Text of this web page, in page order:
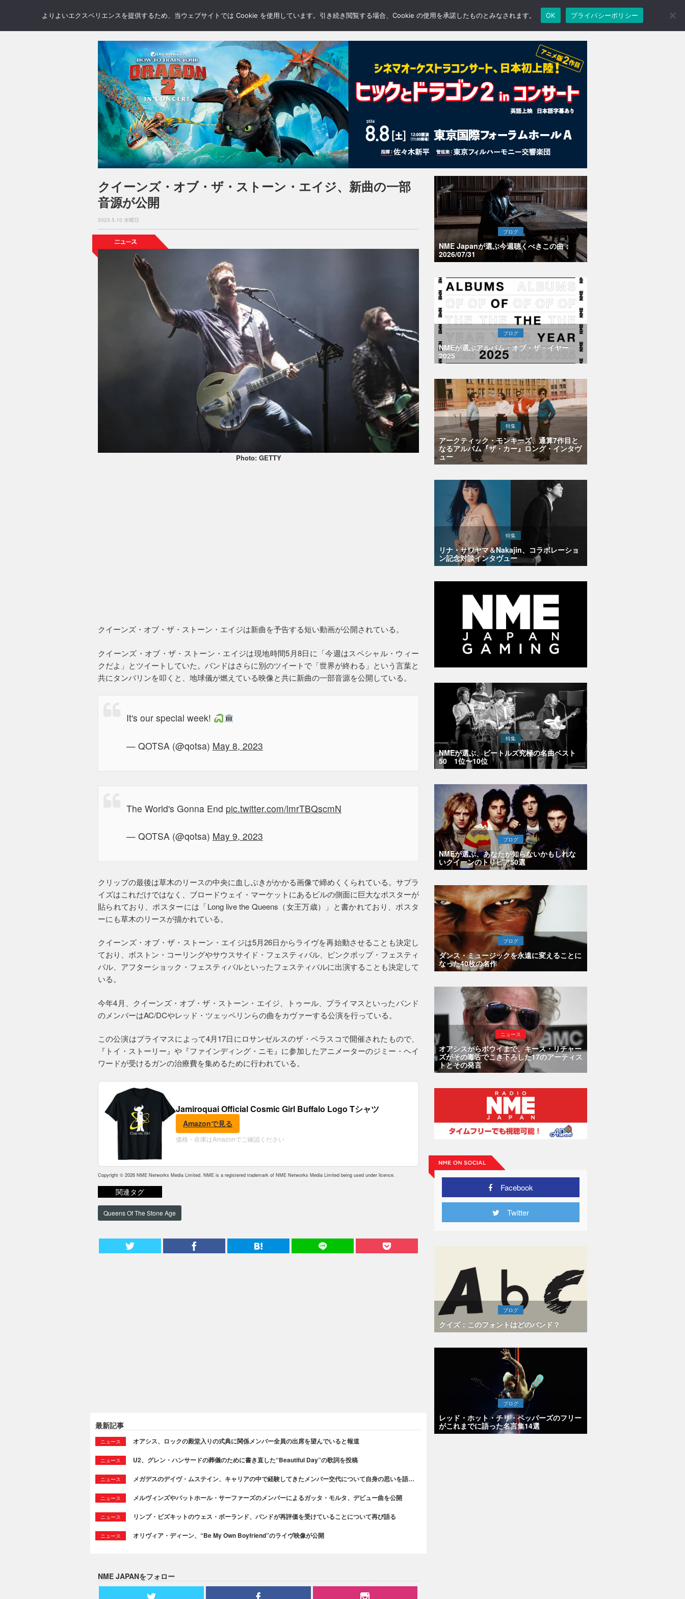
NEWS REVIEWS GALLERY BLOGS FEATURE
クイーンズ・オブ・ザ・ストーン・エイジ、新曲の一部
音源が公開
2023.5.10 水曜日
Photo: GETTY
クイーンズ・オブ・ザ・ストーン・エイジは新曲を予告する短い動画が公開されている。
クイーンズ・オブ・ザ・ストーン・エイジは現地時間5月8日に「今週はスペシャル・ウィー
クだよ」とツイートしていた。バンドはさらに別のツイートで「世界が終わる」という言葉と
共にタンバリンを叩くと、地球儀が燃えている映像と共に新曲の一部音源を公開している。
It's our special week!
— QOTSA (@qotsa) May 8, 2023
The World's Gonna End pic.twitter.com/lmrTBQscmN
— QOTSA (@qotsa) May 9, 2023
クリップの最後は草木のリースの中央に血しぶきがかかる画像で締めくくられている。サプラ
イズはこれだけではなく、ブロードウェイ・マーケットにあるビルの側面に巨大なポスターが
貼られており、ポスターには「Long live the Queens（女王万歳）」と書かれており、ポスタ
ーにも草木のリースが描かれている。
クイーンズ・オブ・ザ・ストーン・エイジは5月26日からライヴを再始動させることも決定し
ており、ボストン・コーリングやサウスサイド・フェスティバル、ピンクポップ・フェスティ
バル、アフターショック・フェスティバルといったフェスティバルに出演することも決定して
いる。
今年4月、クイーンズ・オブ・ザ・ストーン・エイジ、トゥール、プライマスといったバンド
のメンバーはAC/DCやレッド・ツェッペリンらの曲をカヴァーする公演を行っている。
この公演はプライマスによって4月17日にロサンゼルスのザ・ベラスコで開催されたもので、
『トイ・ストーリー』や『ファインディング・ニモ』に参加したアニメーターのジミー・ヘイ
ワードが受けるガンの治療費を集めるために行われている。
Jamiroquai Official Cosmic Girl Buffalo Logo Tシャツ
Amazonで見る
価格・在庫はAmazonでご確認ください
Copyright © 2026 NME Networks Media Limited. NME is a registered trademark of NME Networks Media Limited being used under licence.
関連タグ
Queens Of The Stone Age
最新記事
ニュース オアシス、ロックの殿堂入りの式典に関係メンバー全員の出席を望んでいると報道
ニュース U2、グレン・ハンサードの葬儀のために書き直した“Beautiful Day”の歌詞を投稿
ニュース メガデスのデイヴ・ムステイン、キャリアの中で経験してきたメンバー交代について自身の思いを語…
ニュース メルヴィンズやバットホール・サーファーズのメンバーによるガッタ・モルタ、デビュー曲を公開
ニュース リンプ・ビズキットのウェス・ボーランド、バンドが再評価を受けていることについて再び語る
ニュース オリヴィア・ディーン、“Be My Own Boyfriend”のライヴ映像が公開
NME JAPANをフォロー
ブログ
NME Japanが選ぶ今週聴くべきこの曲：
2026/07/31
ブログ
NMEが選ぶアルバム・オブ・ザ・イヤー
2025
特集
アークティック・モンキーズ、通算7作目と
なるアルバム『ザ・カー』ロング・インタヴ
ュー
特集
リナ・サワヤマ＆Nakajin、コラボレーショ
ン記念対談インタヴュー
特集
NMEが選ぶ、ビートルズ究極の名曲ベスト
50 1位〜10位
ブログ
NMEが選ぶ、あなたが知らないかもしれな
いクイーンのトリビア50選
ブログ
ダンス・ミュージックを永遠に変えることに
なった40枚の名作
ニュース
オアシスからボウイまで、キース・リチャー
ズがその毒舌でこき下ろした17のアーティス
トとその発言
Facebook
Twitter
ブログ
クイズ：このフォントはどのバンド？
ブログ
レッド・ホット・チリ・ペッパーズのフリー
がこれまでに語った名言集14選
よりよいエクスペリエンスを提供するため、当ウェブサイトでは Cookie を使用しています。引き続き閲覧する場合、Cookie の使用を承諾したものとみなされます。 OK プライバシーポリシー